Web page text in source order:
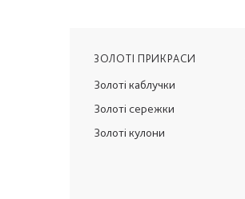
ЗОЛОТІ ПРИКРАСИ
Золоті каблучки
Золоті сережки
Золоті кулони